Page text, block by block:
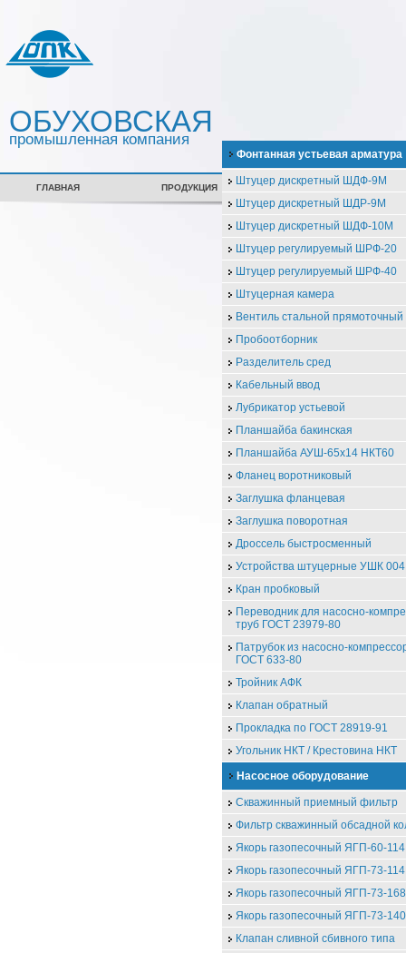
ОБУХОВСКАЯ
промышленная компания
ГЛАВНАЯ ПРОДУКЦИЯ СЕРТИФИКАТЫ
Фонтанная устьевая арматура
Штуцер дискретный ШДФ-9М
Штуцер дискретный ШДР-9М
Штуцер дискретный ШДФ-10М
Штуцер регулируемый ШРФ-20
Штуцер регулируемый ШРФ-40
Штуцерная камера
Вентиль стальной
Пробоотборник
Разделитель сред
Кабельный ввод
Лубрикатор устьевой
Планшайба бакинская
Планшайба АУШ-65х14 НКТ60
Фланец воротниковый
Заглушка фланцевая
Заглушка поворотная
Дроссель быстросменный
Устройства штуцерные УШК
Кран пробковый
Переводник для насосно-
труб ГОСТ 23979-80
Патрубок из насосно-
ГОСТ 633-80
Тройник АФК
Клапан обратный
Прокладка по ГОСТ 28919-91
Угольник НКТ / Крестовина НКТ
Насосное оборудование
Скважинный приемный фильтр
Фильтр скважинный обсадной
Якорь газопесочный ЯГП-60-
Якорь газопесочный ЯГП-73-114
Якорь газопесочный ЯГП-73-168
Якорь газопесочный ЯГП-73-140
Клапан сливной сбивного типа